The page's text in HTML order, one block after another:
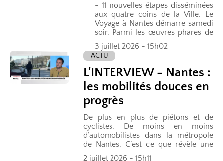
- 11 nouvelles étapes disséminées
aux quatre coins de la Ville. Le
Voyage à Nantes démarre samedi
soir. Parmi les œuvres phares de
cette nouvelle édition : une
impressionnante vague de sable
place...
3 juillet 2026 - 15h02
ACTU
L'INTERVIEW - Nantes :
les mobilités douces en
progrès
De plus en plus de piétons et de
cyclistes. De moins en moins
d’automobilistes dans la métropole
de Nantes. C’est ce que révèle une
enquête sur les déplacements
2 juillet 2026 - 15h11